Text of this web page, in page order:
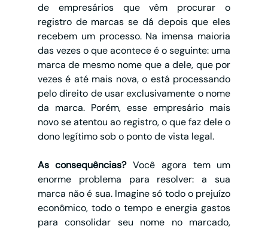
de empresários que vêm procurar o
registro de marcas se dá depois que eles
recebem um processo. Na imensa maioria
das vezes o que acontece é o seguinte: uma
marca de mesmo nome que a dele, que por
vezes é até mais nova, o está processando
pelo direito de usar exclusivamente o nome
da marca. Porém, esse empresário mais
novo se atentou ao registro, o que faz dele o
dono legítimo sob o ponto de vista legal.
As consequências? Você agora tem um
enorme problema para resolver: a sua
marca não é sua. Imagine só todo o prejuízo
econômico, todo o tempo e energia gastos
para consolidar seu nome no marcado,